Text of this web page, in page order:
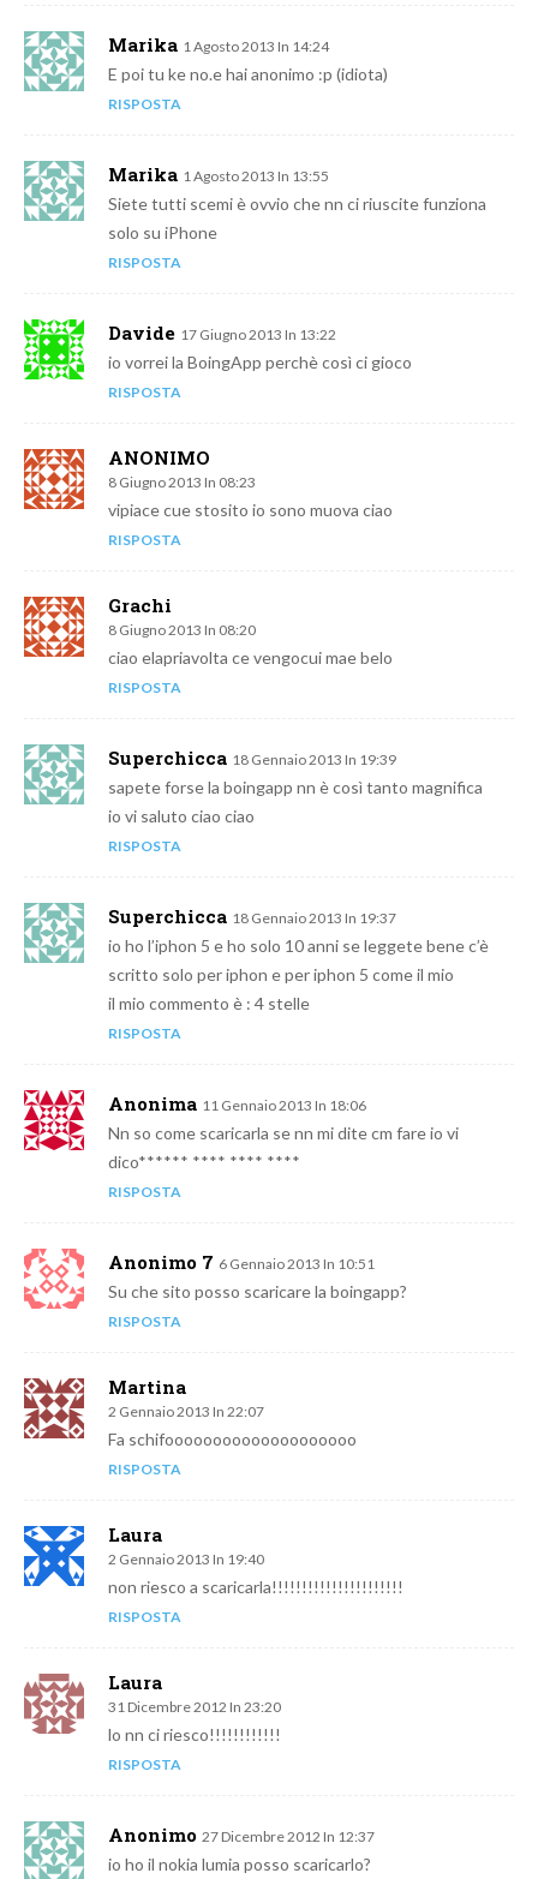
Marika 1 Agosto 2013 In 14:24
E poi tu ke no.e hai anonimo :p (idiota)
RISPOSTA
Marika 1 Agosto 2013 In 13:55
Siete tutti scemi è ovvio che nn ci riuscite funziona
solo su iPhone
RISPOSTA
Davide 17 Giugno 2013 In 13:22
io vorrei la BoingApp perchè così ci gioco
RISPOSTA
ANONIMO
8 Giugno 2013 In 08:23
vipiace cue stosito io sono muova ciao
RISPOSTA
Grachi
8 Giugno 2013 In 08:20
ciao elapriavolta ce vengocui mae belo
RISPOSTA
Superchicca 18 Gennaio 2013 In 19:39
sapete forse la boingapp nn è così tanto magnifica
io vi saluto ciao ciao
RISPOSTA
Superchicca 18 Gennaio 2013 In 19:37
io ho l’iphon 5 e ho solo 10 anni se leggete bene c’è
scritto solo per iphon e per iphon 5 come il mio
il mio commento è : 4 stelle
RISPOSTA
Anonima 11 Gennaio 2013 In 18:06
Nn so come scaricarla se nn mi dite cm fare io vi
dico****** **** **** ****
RISPOSTA
Anonimo 7 6 Gennaio 2013 In 10:51
Su che sito posso scaricare la boingapp?
RISPOSTA
Martina
2 Gennaio 2013 In 22:07
Fa schifoooooooooooooooooooo
RISPOSTA
Laura
2 Gennaio 2013 In 19:40
non riesco a scaricarla!!!!!!!!!!!!!!!!!!!!!!
RISPOSTA
Laura
31 Dicembre 2012 In 23:20
lo nn ci riesco!!!!!!!!!!!!
RISPOSTA
Anonimo 27 Dicembre 2012 In 12:37
io ho il nokia lumia posso scaricarlo?